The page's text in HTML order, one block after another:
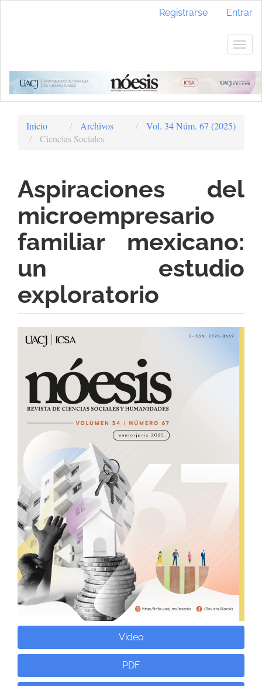
lateral
Registrarse Entrar
Inicio Archivos
Vol. 34 Núm. 67 (2025)
Ciencias Sociales
Aspiraciones del
microempresario
familiar mexicano:
un estudio
exploratorio
Barra
lateral
del
artículo
Video
PDF